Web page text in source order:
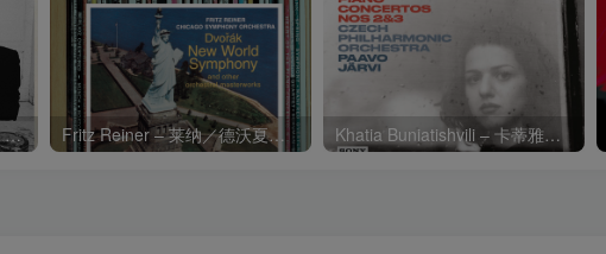
Charli xcx – Music, Fashion, FilmⒺ【48kHz／24bit】英国区 Fritz Reiner – 莱纳／德沃夏克：第九交响曲 Khatia Buniatishvili – 卡蒂雅拉赫玛尼诺夫：第二、三钢琴协奏曲